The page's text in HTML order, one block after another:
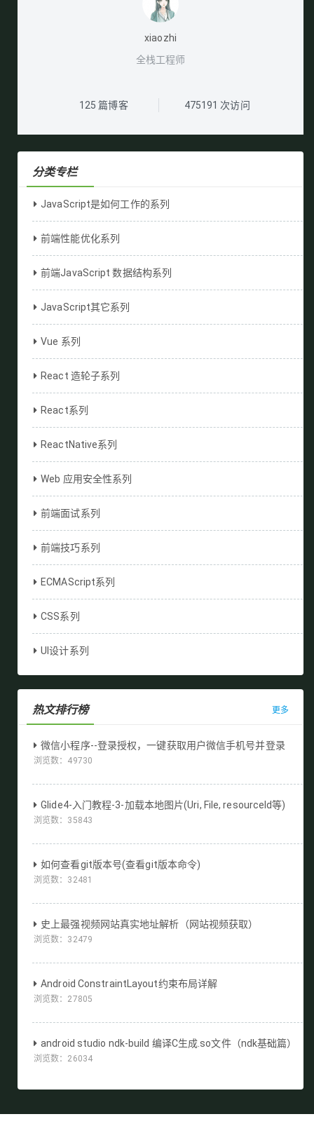
xiaozhi
全栈工程师
125 篇博客 475191 次访问
分类专栏
JavaScript是如何工作的系列
前端性能优化系列
前端JavaScript 数据结构系列
JavaScript其它系列
Vue 系列
React 造轮子系列
React系列
ReactNative系列
Web 应用安全性系列
前端面试系列
前端技巧系列
ECMAScript系列
CSS系列
UI设计系列
热文排行榜 更多
微信小程序--登录授权，一键获取用户微信手机号并登录
浏览数： 49730
Glide4-入门教程-3-加载本地图片(Uri, File, resourceId等)
浏览数： 35843
如何查看git版本号(查看git版本命令)
浏览数： 32481
史上最强视频网站真实地址解析（网站视频获取）
浏览数： 32479
Android ConstraintLayout约束布局详解
浏览数： 27805
android studio ndk-build 编译C生成.so文件（ndk基础篇）
浏览数： 26034